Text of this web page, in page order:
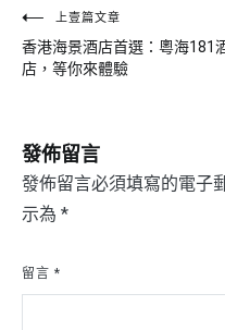
文
章
覽
上壹篇文章
香港海景酒店首選：粵海181
店，等你來體驗
發佈留言
發佈留言必須填寫的電子
示為 *
留言 *